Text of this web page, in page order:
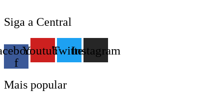
Siga a Central
f
YoutubeTwitterInstagram
Mais popular